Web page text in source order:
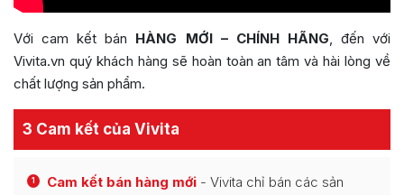
Với cam kết bán HÀNG MỚI – CHÍNH HÃNG, đến với
Vivita.vn quý khách hàng sẽ hoàn toàn an tâm và hài lòng về
chất lượng sản phẩm.
3 Cam kết của Vivita
1 Cam kết bán hàng mới - Vivita chỉ bán các sản